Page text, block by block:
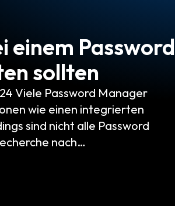
einem Password
sollten
Viele Password Manager
wie einen integrierten
sind nicht alle Password
nach…